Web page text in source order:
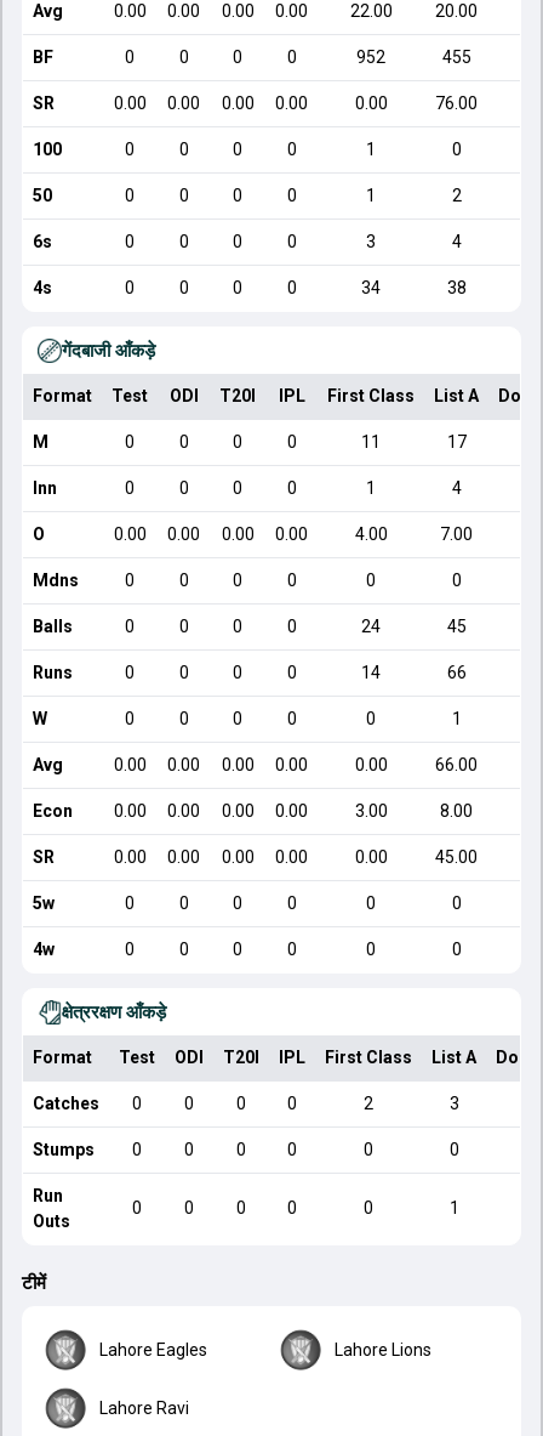
Avg 0.00 0.00 0.00 0.00 22.00 20.00
BF 0 0 0 0 952 455
SR 0.00 0.00 0.00 0.00 0.00 76.00
100 0 0 0 0 1 0
50 0 0 0 0 1 2
6s 0 0 0 0 3 4
4s 0 0 0 0 34 38
गेंदबाजी आँकड़े
Format Test ODI T20I IPL First Class List A
M 0 0 0 0 11 17
Inn 0 0 0 0 1 4
O 0.00 0.00 0.00 0.00 4.00 7.00
Mdns 0 0 0 0 0 0
Balls 0 0 0 0 24 45
Runs 0 0 0 0 14 66
W 0 0 0 0 0 1
Avg 0.00 0.00 0.00 0.00 0.00 66.00
Econ 0.00 0.00 0.00 0.00 3.00 8.00
SR 0.00 0.00 0.00 0.00 0.00 45.00
5w 0 0 0 0 0 0
4w 0 0 0 0 0 0
क्षेत्ररक्षण आँकड़े
Format Test ODI T20I IPL First Class List A
Catches 0 0 0 0 2 3
Stumps 0 0 0 0 0 0
Run
Outs
0 0 0 0 0 1
टीमें
Lahore Eagles Lahore Lions
Lahore Ravi